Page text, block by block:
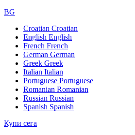
BG
Croatian Croatian
English English
French French
German German
Greek Greek
Italian Italian
Portuguese Portuguese
Romanian Romanian
Russian Russian
Spanish Spanish
Купи сега